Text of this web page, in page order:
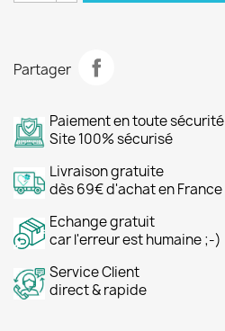
Partager
Paiement en toute sécurité
Site 100% sécurisé
Livraison gratuite
dès 69€ d'achat en France
Echange gratuit
car l'erreur est humaine ;-)
Service Client
direct & rapide